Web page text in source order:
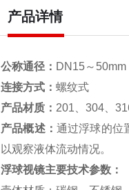
产品详情
公称通径： DN15～50mm
连接方式： 螺纹式
产品材质： 201、304、
产品概述： 通过浮球的位
以观察液体流动情况。
浮球视镜主要技术参数：